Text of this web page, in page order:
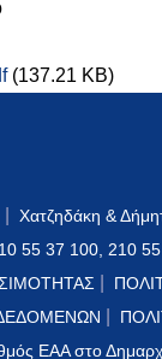
(137.21 KB)
Χατζηδάκη &
55 37 100, 210
ΕΑΑ στο